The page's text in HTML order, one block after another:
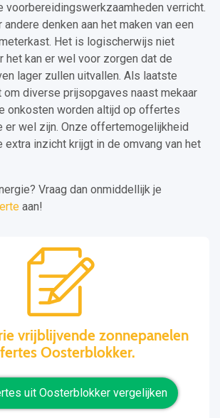
voorbereidingswerkzaamheden verricht.
andere denken aan het maken van een
Het is logischerwijs niet
het kan er wel voor zorgen dat de
lager zullen uitvallen. Als laatste
om diverse prijsopgaves naast mekaar
onkosten worden altijd op offertes
er wel zijn. Onze offertemogelijkheid
extra inzicht krijgt in de omvang van het
Vraag dan onmiddellijk je
aan!
vrijblijvende zonnepanelen
Oosterblokker.
uit Oosterblokker vergelijken